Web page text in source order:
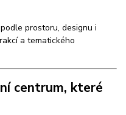
prostoru, designu i
a tematického
centrum, které